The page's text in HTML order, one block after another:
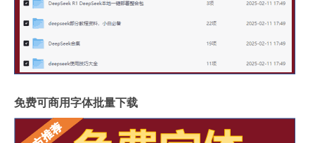
免费可商用字体批量下载